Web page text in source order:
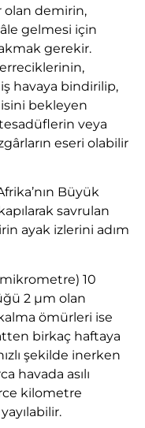
olan demirin,
gelmesi için
gerekir.
havaya bindirilip,
bekleyen
veya
eseri olabilir
Büyük
savrulan
ayak izlerini adım
10
2 µm olan
ömürleri ise
birkaç haftaya
şekilde inerken
havada asılı
kilometre